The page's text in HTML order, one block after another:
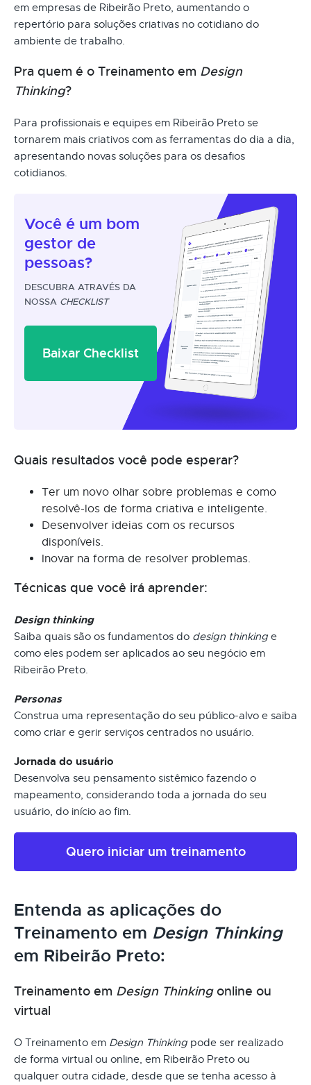
em empresas de Ribeirão Preto, aumentando o
repertório para soluções criativas no cotidiano do
ambiente de trabalho.
Pra quem é o Treinamento em Design
Thinking?
Para profissionais e equipes em Ribeirão Preto se
tornarem mais criativos com as ferramentas do dia a dia,
apresentando novas soluções para os desafios
cotidianos.
Você é um bom
gestor de
pessoas?
DESCUBRA ATRAVÉS DA
NOSSA CHECKLIST
Baixar Checklist
Quais resultados você pode esperar?
Ter um novo olhar sobre problemas e como
resolvê-los de forma criativa e inteligente.
Desenvolver ideias com os recursos
disponíveis.
Inovar na forma de resolver problemas.
Técnicas que você irá aprender:
Design thinking
Saiba quais são os fundamentos do design thinking e
como eles podem ser aplicados ao seu negócio em
Ribeirão Preto.
Personas
Construa uma representação do seu público-alvo e saiba
como criar e gerir serviços centrados no usuário.
Jornada do usuário
Desenvolva seu pensamento sistêmico fazendo o
mapeamento, considerando toda a jornada do seu
usuário, do início ao fim.
Quero iniciar um treinamento
Entenda as aplicações do
Treinamento em Design Thinking
em Ribeirão Preto:
Treinamento em Design Thinkingonline ou
virtual
O Treinamento em Design Thinking pode ser realizado
de forma virtual ou online, em Ribeirão Preto ou
qualquer outra cidade, desde que se tenha acesso à